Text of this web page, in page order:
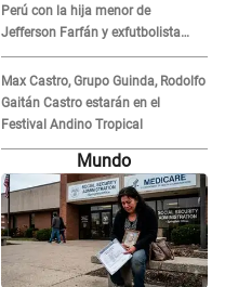
Perú con la hija menor de
Jefferson Farfán y exfutbolista
REACCIONA: "A ti que..."
Max Castro, Grupo Guinda, Rodolfo
Gaitán Castro estarán en el
Festival Andino Tropical
Mundo